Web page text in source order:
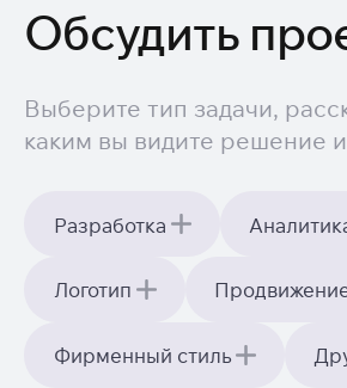
Обсудить
Выберите тип задачи,
каким вы видите решение и
Разработка
Логотип
Фирменный стиль